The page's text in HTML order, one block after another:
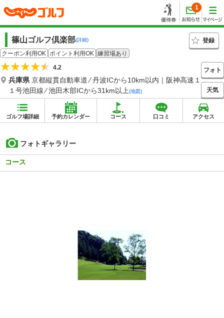
1
篠山ゴルフ倶楽部(詳細)
登録
クーポン利用OK ポイント利用OK 練習場あり
4.2
兵庫県 京都縦貫自動車道 ⁄ 丹波ICから10km以内｜阪神高速１
１号池田線 ⁄ 池田木部ICから31km以上(地図)
フォト
天気
ゴルフ場詳細 予約カレンダー コース 口コミ アクセス
フォトギャラリー
コース